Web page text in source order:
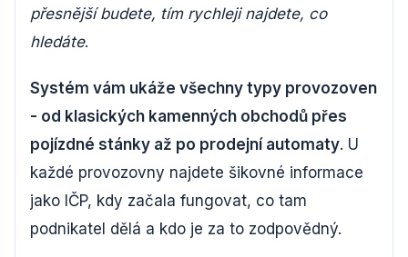
přesnější budete, tím rychleji najdete, co
hledáte.
Systém vám ukáže všechny typy provozoven
- od klasických kamenných obchodů přes
pojízdné stánky až po prodejní automaty. U
každé provozovny najdete šikovné informace
jako IČP, kdy začala fungovat, co tam
podnikatel dělá a kdo je za to zodpovědný.